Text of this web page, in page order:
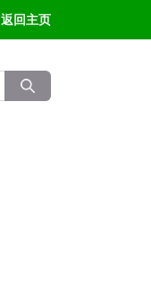
返回主页